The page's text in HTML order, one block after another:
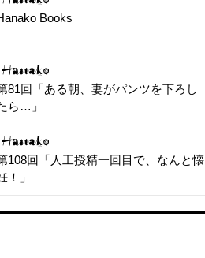
Books
81回「ある朝、妻がパンツを下ろし
ら…」
108回「人工授精一回目で、なんと懐
！」